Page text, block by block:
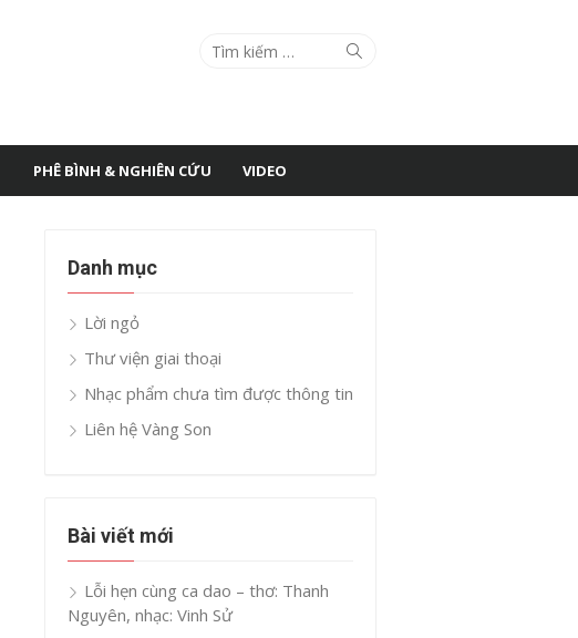
Search
Search
PHÊ BÌNH & NGHIÊN CỨU VIDEO
Danh mục
Lời ngỏ
Thư viện giai thoại
Nhạc phẩm chưa tìm được thông tin
Liên hệ Vàng Son
Bài viết mới
Lỗi hẹn cùng ca dao – thơ: Thanh
Nguyên, nhạc: Vinh Sử